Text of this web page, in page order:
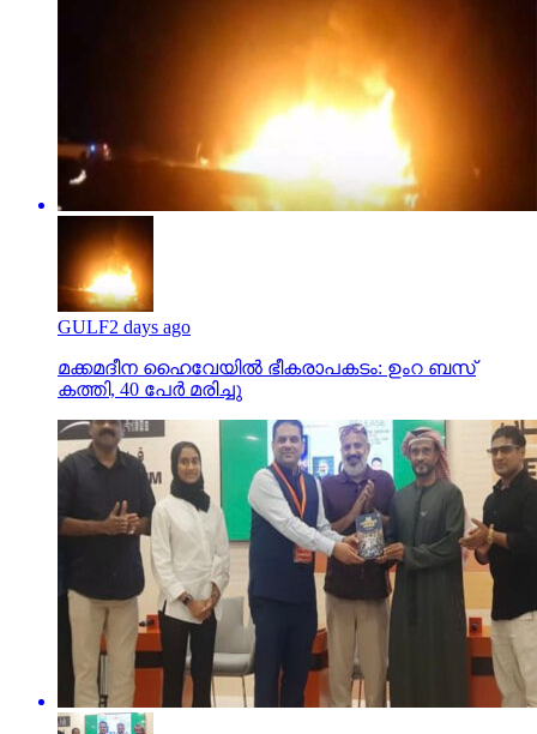
GULF2 days ago
മക്കമദീന ഹൈവേയില്‍ ഭീകരാപകടം: ഉംറ ബസ്
കത്തി, 40 പേര്‍ മരിച്ചു